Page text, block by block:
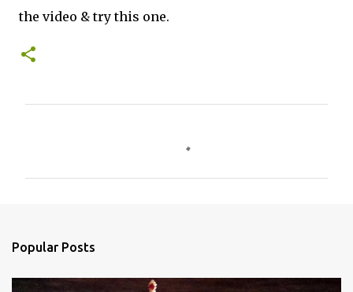
the video & try this one.
s
Popular Posts